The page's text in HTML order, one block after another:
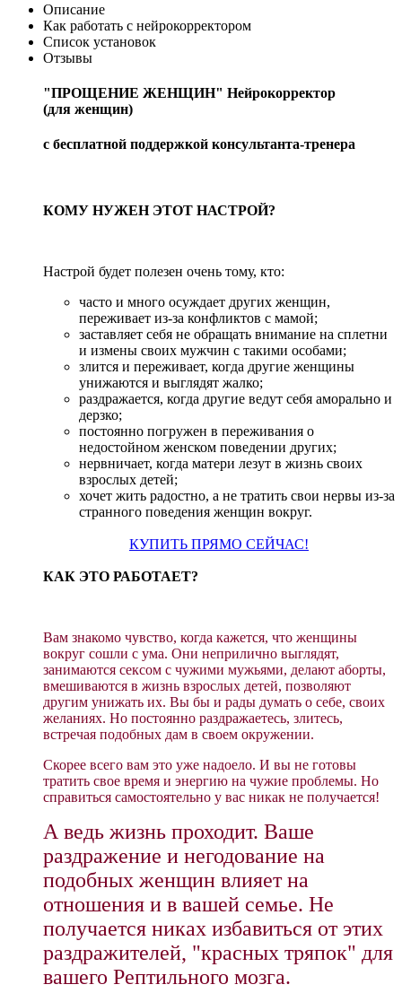
Описание
Как работать с нейрокорректором
Список установок
Отзывы
"ПРОЩЕНИЕ ЖЕНЩИН" Нейрокорректор
(для женщин)
с бесплатной поддержкой консультанта-тренера
КОМУ НУЖЕН ЭТОТ НАСТРОЙ?
Настрой будет полезен очень тому, кто:
часто и много осуждает других женщин,
переживает из-за конфликтов с мамой;
заставляет себя не обращать внимание на сплетни
и измены своих мужчин с такими особами;
злится и переживает, когда другие женщины
унижаются и выглядят жалко;
раздражается, когда другие ведут себя аморально и
дерзко;
постоянно погружен в переживания о
недостойном женском поведении других;
нервничает, когда матери лезут в жизнь своих
взрослых детей;
хочет жить радостно, а не тратить свои нервы из-за
странного поведения женщин вокруг.
КУПИТЬ ПРЯМО СЕЙЧАС!
КАК ЭТО РАБОТАЕТ?
Вам знакомо чувство, когда кажется, что женщины
вокруг сошли с ума. Они неприлично выглядят,
занимаются сексом с чужими мужьями, делают аборты,
вмешиваются в жизнь взрослых детей, позволяют
другим унижать их. Вы бы и рады думать о себе, своих
желаниях. Но постоянно раздражаетесь, злитесь,
встречая подобных дам в своем окружении.
Скорее всего вам это уже надоело. И вы не готовы
тратить свое время и энергию на чужие проблемы. Но
справиться самостоятельно у вас никак не получается!
А ведь жизнь проходит. Ваше
раздражение и негодование на
подобных женщин влияет на
отношения и в вашей семье. Не
получается никах избавиться от этих
раздражителей, "красных тряпок" для
вашего Рептильного мозга.